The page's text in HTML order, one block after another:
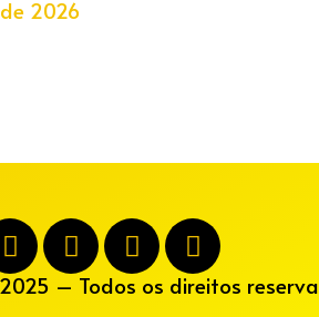
2026
– Todos os direitos